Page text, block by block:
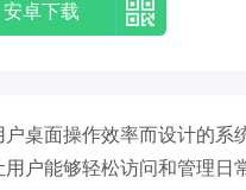
安卓下载
桌面操作效率而设计的
户能够轻松访问和管理